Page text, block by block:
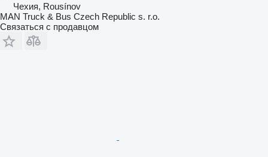
Чехия, Rousínov
MAN Truck & Bus Czech Republic s. r.o.
Связаться с продавцом